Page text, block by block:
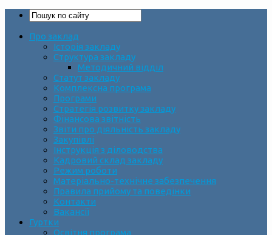
Про заклад
Історія закладу
Структура закладу
Методичний відділ
Статут закладу
Комплексна програма
Програми
Стратегія розвитку закладу
Фінансова звітність
Звіти про діяльність закладу
Закупівлі
Інструкція з діловодства
Кадровий склад закладу
Режим роботи
Матеріально-технічне забезпечення
Правила прийому та поведінки
Контакти
Вакансії
Гуртки
Освітня програма